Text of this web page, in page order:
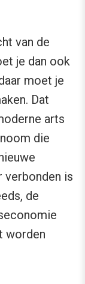
van de
je dan ook
moet je
Dat
arts
die
verbonden is
de
worden